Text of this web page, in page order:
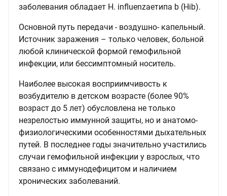
заболевания обладает H. influenzaeтипа b (Hib).
Основной путь передачи - воздушно- капельный.
Источник заражения – только человек, больной
любой клинической формой гемофильной
инфекции, или бессимптомный носитель.
Наиболее высокая восприимчивость к
возбудителю в детском возрасте (более 90%
возраст до 5 лет) обусловлена не только
незрелостью иммунной защиты, но и анатомо-
физиологическими особенностями дыхательных
путей. В последнее годы значительно участились
случаи гемофильной инфекции у взрослых, что
связано с иммунодефицитом и наличием
хронических заболеваний.